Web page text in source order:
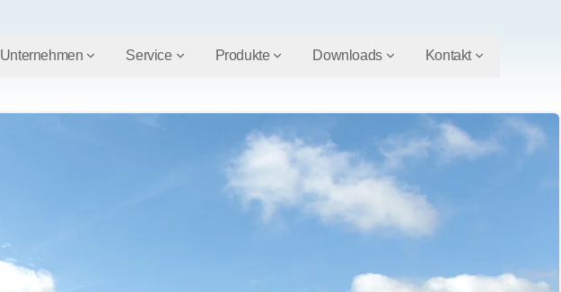
Unternehmen Service Produkte Downloads Kontakt